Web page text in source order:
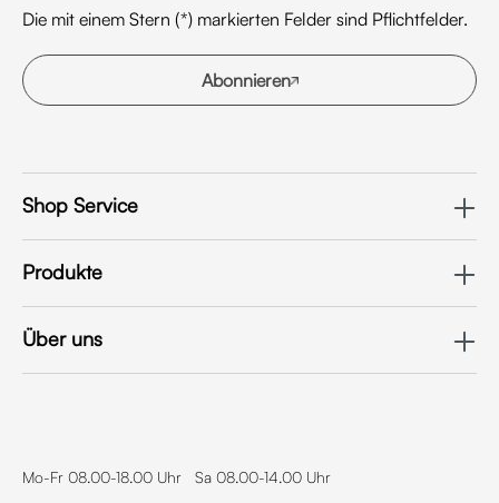
Mo-Fr 08.00-18.00 Uhr Sa 08.00-14.00 Uhr
Shop Service
Produkte
Über uns
Die mit einem Stern (*) markierten Felder sind Pflichtfelder.
Abonnieren